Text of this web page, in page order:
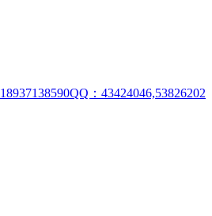
：43424046,53826202